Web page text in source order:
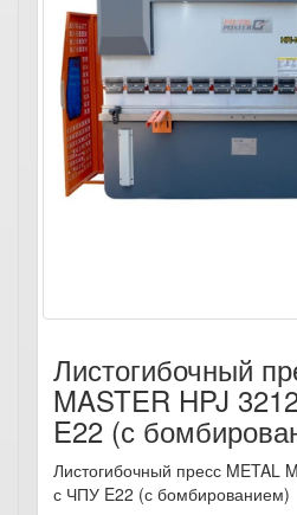
Листогибочный
MASTER HPJ
E22 (с
Листогибочный пресс METAL
с ЧПУ E22 (с бомбированием)